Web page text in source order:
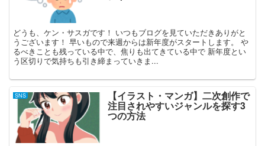
どうも、ケン・サスガです！ いつもブログを見ていただきありがと
うございます！ 早いもので来週からは新年度がスタートします。 や
るべきことも残っている中で、焦りも出てきている中で 新年度とい
う区切りで気持ちも引き締まっていきま...
SNS 【イラスト・マンガ】二次創作で
注目されやすいジャンルを探す3
つの方法